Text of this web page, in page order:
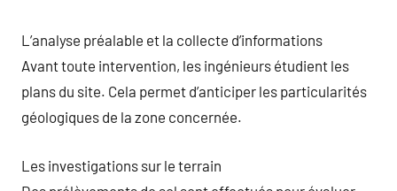
L’analyse préalable et la collecte d’informations
Avant toute intervention, les ingénieurs étudient les
plans du site. Cela permet d’anticiper les particularités
géologiques de la zone concernée.
Les investigations sur le terrain